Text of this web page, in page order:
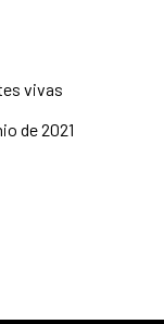
vivas
de 2021